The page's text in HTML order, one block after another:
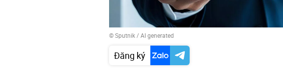
© Sputnik / AI generated
Đăng ký